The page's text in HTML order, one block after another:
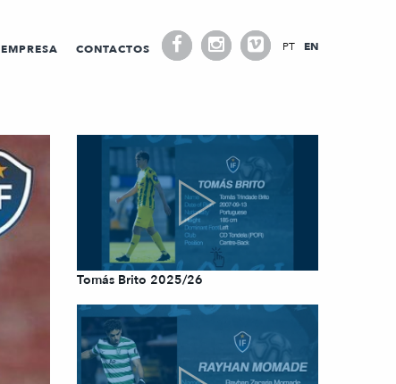
EMPRESA CONTACTOS PT EN
Tomás Brito 2025/26